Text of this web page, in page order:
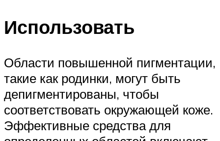
Использовать
Области повышенной пигментации,
такие как родинки, могут быть
депигментированы, чтобы
соответствовать окружающей коже.
Эффективные средства для